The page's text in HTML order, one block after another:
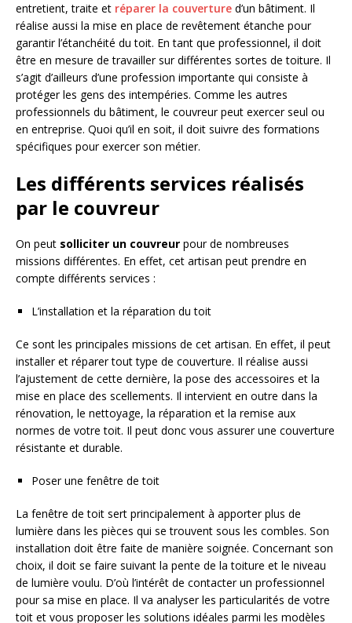
entretient, traite et réparer la couverture d’un bâtiment. Il
réalise aussi la mise en place de revêtement étanche pour
garantir l’étanchéité du toit. En tant que professionnel, il doit
être en mesure de travailler sur différentes sortes de toiture. Il
s’agit d’ailleurs d’une profession importante qui consiste à
protéger les gens des intempéries. Comme les autres
professionnels du bâtiment, le couvreur peut exercer seul ou
en entreprise. Quoi qu’il en soit, il doit suivre des formations
spécifiques pour exercer son métier.
Les différents services réalisés
par le couvreur
On peut solliciter un couvreur pour de nombreuses
missions différentes. En effet, cet artisan peut prendre en
compte différents services :
L’installation et la réparation du toit
Ce sont les principales missions de cet artisan. En effet, il peut
installer et réparer tout type de couverture. Il réalise aussi
l’ajustement de cette dernière, la pose des accessoires et la
mise en place des scellements. Il intervient en outre dans la
rénovation, le nettoyage, la réparation et la remise aux
normes de votre toit. Il peut donc vous assurer une couverture
résistante et durable.
Poser une fenêtre de toit
La fenêtre de toit sert principalement à apporter plus de
lumière dans les pièces qui se trouvent sous les combles. Son
installation doit être faite de manière soignée. Concernant son
choix, il doit se faire suivant la pente de la toiture et le niveau
de lumière voulu. D’où l’intérêt de contacter un professionnel
pour sa mise en place. Il va analyser les particularités de votre
toit et vous proposer les solutions idéales parmi les modèles